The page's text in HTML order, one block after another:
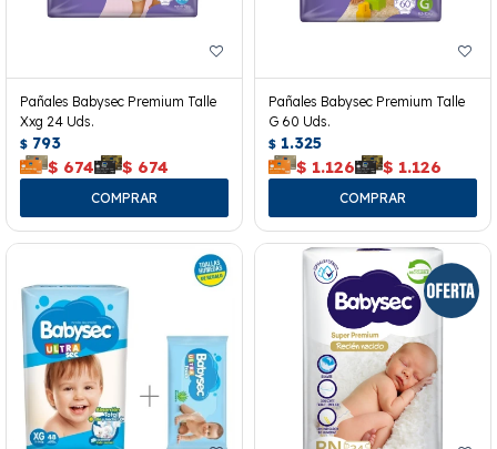
Pañales Babysec Premium Talle
Xxg 24 Uds.
$ 793
$ 674 $ 674
Pañales Babysec Premium Talle
G 60 Uds.
$ 1.325
$ 1.126 $ 1.126